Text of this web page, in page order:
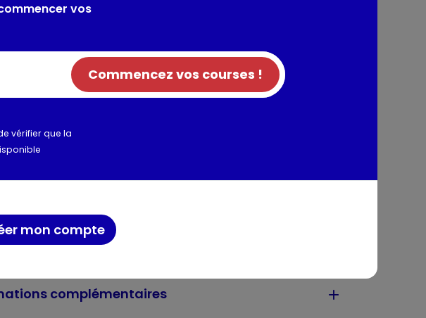
des Français, dans sa grande générosité, y ajoute aussi
simplicité, une pointe d'humour et un brin d'originalité. Alors,
la tribu et découvrez toutes les autres délicieuses recettes de
Fruitée. *Eléphant, leader valeur & volume en France ?
/ Ingrédients / Allergènes
églantier¹, écorce d'orange¹, pomme¹, hibiscus¹, feuille
stevia. ¹Certifié Rainforest Alliance
complémentaires
vos
Commencez vos courses !
vérifier que la
mon compte